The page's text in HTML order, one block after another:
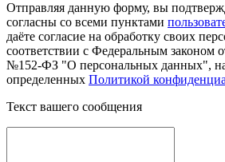
Отправляя данную форму, вы
согласны со всеми пунктами
даёте согласие на обработку своих
соответствии с Федеральным законом
№152-ФЗ "О персональных данных", на
определенных Политикой
Текст вашего сообщения